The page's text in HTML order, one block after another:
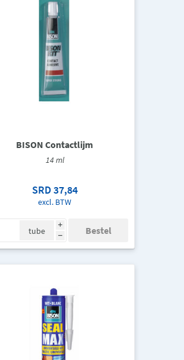
BISON Contactlijm
14 ml
SRD 37,84
excl. BTW
i
h
tube